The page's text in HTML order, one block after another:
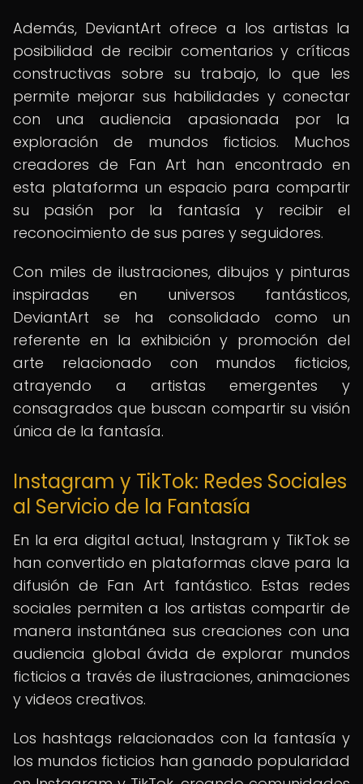
Además, DeviantArt ofrece a los artistas la
posibilidad de recibir comentarios y críticas
constructivas sobre su trabajo, lo que les
permite mejorar sus habilidades y conectar
con una audiencia apasionada por la
exploración de mundos ficticios. Muchos
creadores de Fan Art han encontrado en
esta plataforma un espacio para compartir
su pasión por la fantasía y recibir el
reconocimiento de sus pares y seguidores.
Con miles de ilustraciones, dibujos y pinturas
inspiradas en universos fantásticos,
DeviantArt se ha consolidado como un
referente en la exhibición y promoción del
arte relacionado con mundos ficticios,
atrayendo a artistas emergentes y
consagrados que buscan compartir su visión
única de la fantasía.
Instagram y TikTok: Redes Sociales
al Servicio de la Fantasía
En la era digital actual, Instagram y TikTok se
han convertido en plataformas clave para la
difusión de Fan Art fantástico. Estas redes
sociales permiten a los artistas compartir de
manera instantánea sus creaciones con una
audiencia global ávida de explorar mundos
ficticios a través de ilustraciones, animaciones
y videos creativos.
Los hashtags relacionados con la fantasía y
los mundos ficticios han ganado popularidad